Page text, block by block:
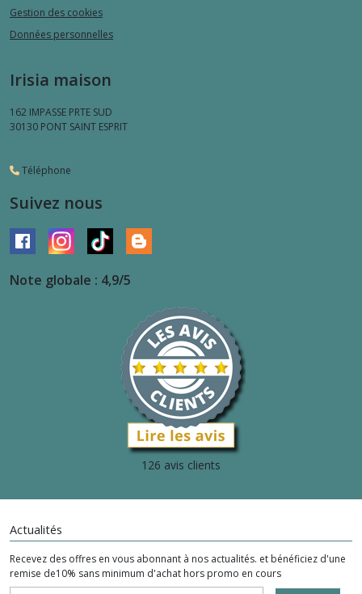
Gestion des cookies
Données personnelles
Irisia maison
162 IMPASSE PRTE SUD
30130 PONT SAINT ESPRIT
Téléphone
Suivez nous
Note globale : 4,9/5
126 avis clients
Actualités
Recevez des offres en vous abonnant à nos actualités. et bénéficiez d'une
remise de10% sans minimum d'achat hors promo en cours